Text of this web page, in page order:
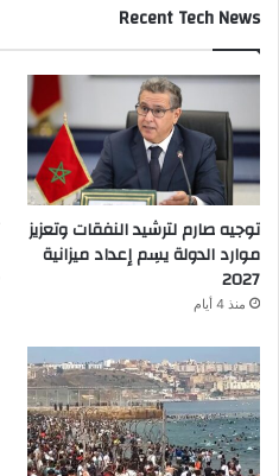
Recent Tech News
توجيه صارم لترشيد النفقات وتعزيز
موارد الدولة يسِم إعداد ميزانية
2027
منذ 4 أيام